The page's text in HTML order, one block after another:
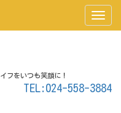
フをいつも笑顔に！
TEL:024-558-3884